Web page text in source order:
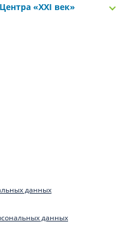
«‎XXI век»
данных
данных